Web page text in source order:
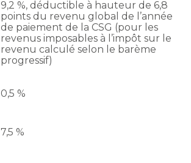
9,2 %, déductible à hauteur de 6,8
points du revenu global de l’année
de paiement de la CSG (pour les
revenus imposables à l’impôt sur le
revenu calculé selon le barème
progressif)
0,5 %
7,5 %